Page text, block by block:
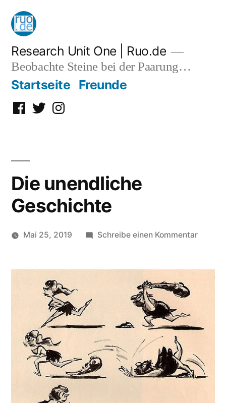
Zum
Inhalt
springen
Research Unit One | Ruo.de
Beobachte Steine bei der Paarung…
Startseite Freunde
Facebook
TwitterInstagram
Die unendliche
Geschichte
Mai 25, 2019 Schreibe einen Kommentarzu